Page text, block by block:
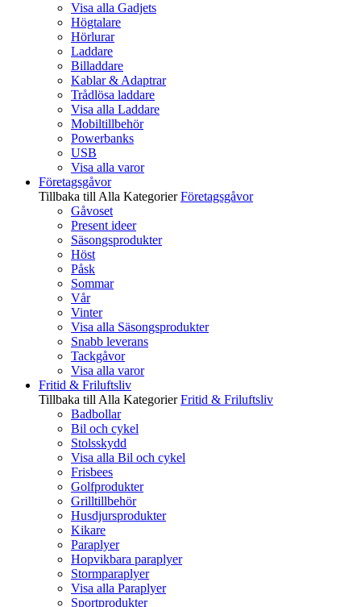
Visa alla Gadjets
Högtalare
Hörlurar
Laddare
Billaddare
Kablar & Adaptrar
Trådlösa laddare
Visa alla Laddare
Mobiltillbehör
Powerbanks
USB
Visa alla varor
Företagsgåvor
Tillbaka till Alla Kategorier Företagsgåvor
Gåvoset
Present ideer
Säsongsprodukter
Höst
Påsk
Sommar
Vår
Vinter
Visa alla Säsongsprodukter
Snabb leverans
Tackgåvor
Visa alla varor
Fritid & Friluftsliv
Tillbaka till Alla Kategorier Fritid & Friluftsliv
Badbollar
Bil och cykel
Stolsskydd
Visa alla Bil och cykel
Frisbees
Golfprodukter
Grilltillbehör
Husdjursprodukter
Kikare
Paraplyer
Hopvikbara paraplyer
Stormparaplyer
Visa alla Paraplyer
Sportprodukter